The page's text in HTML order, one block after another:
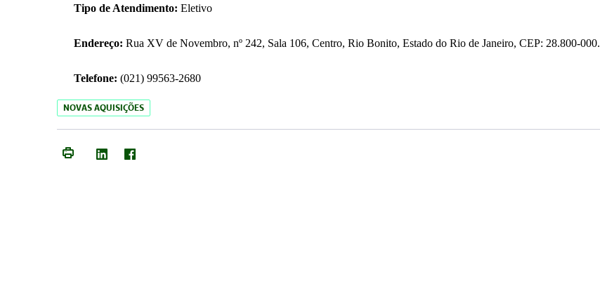
Tipo de Atendimento: Eletivo
Endereço: Rua XV de Novembro, nº 242, Sala 106, Centro, Rio Bonito, Estado do Rio de Janeiro, CEP: 28.800-000.
Telefone: (021) 99563-2680
NOVAS AQUISIÇÕES